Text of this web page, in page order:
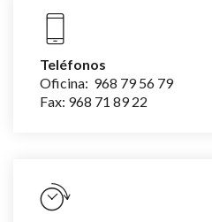
Teléfonos
Oficina: 968 79 56 79
‌Fax: 968 71 89 22